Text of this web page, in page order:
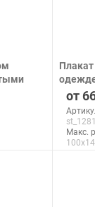
одежде
печать
Макс.